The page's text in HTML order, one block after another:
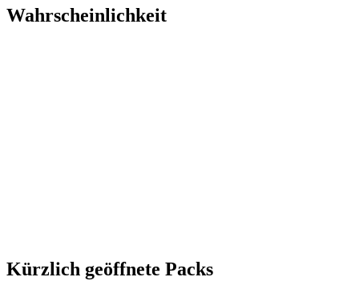
Wahrscheinlichkeit
Kürzlich geöffnete Packs